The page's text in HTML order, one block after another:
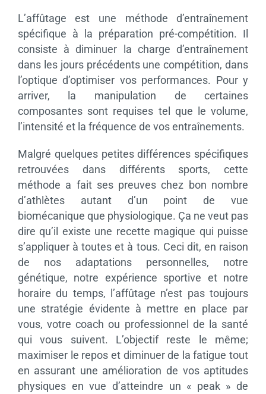
L’affûtage est une méthode d’entraînement
spécifique à la préparation pré-compétition. Il
consiste à diminuer la charge d’entraînement
dans les jours précédents une compétition, dans
l’optique d’optimiser vos performances. Pour y
arriver, la manipulation de certaines
composantes sont requises tel que le volume,
l’intensité et la fréquence de vos entraînements.
Malgré quelques petites différences spécifiques
retrouvées dans différents sports, cette
méthode a fait ses preuves chez bon nombre
d’athlètes autant d’un point de vue
biomécanique que physiologique. Ça ne veut pas
dire qu’il existe une recette magique qui puisse
s’appliquer à toutes et à tous. Ceci dit, en raison
de nos adaptations personnelles, notre
génétique, notre expérience sportive et notre
horaire du temps, l’affûtage n’est pas toujours
une stratégie évidente à mettre en place par
vous, votre coach ou professionnel de la santé
qui vous suivent. L’objectif reste le même;
maximiser le repos et diminuer de la fatigue tout
en assurant une amélioration de vos aptitudes
physiques en vue d’atteindre un « peak » de